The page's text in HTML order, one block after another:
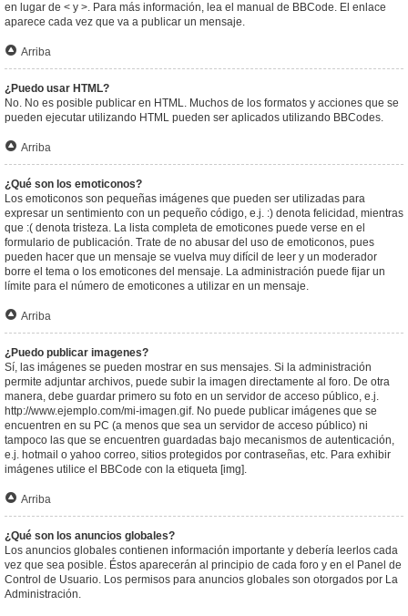
en lugar de < y >. Para más información, lea el manual de BBCode. El enlace
aparece cada vez que va a publicar un mensaje.
Arriba
¿Puedo usar HTML?
No. No es posible publicar en HTML. Muchos de los formatos y acciones que se
pueden ejecutar utilizando HTML pueden ser aplicados utilizando BBCodes.
Arriba
¿Qué son los emoticonos?
Los emoticonos son pequeñas imágenes que pueden ser utilizadas para
expresar un sentimiento con un pequeño código, e.j. :) denota felicidad, mientras
que :( denota tristeza. La lista completa de emoticones puede verse en el
formulario de publicación. Trate de no abusar del uso de emoticonos, pues
pueden hacer que un mensaje se vuelva muy difícil de leer y un moderador
borre el tema o los emoticones del mensaje. La administración puede fijar un
límite para el número de emoticones a utilizar en un mensaje.
Arriba
¿Puedo publicar imagenes?
Sí, las imágenes se pueden mostrar en sus mensajes. Si la administración
permite adjuntar archivos, puede subir la imagen directamente al foro. De otra
manera, debe guardar primero su foto en un servidor de acceso público, e.j.
http://www.ejemplo.com/mi-imagen.gif. No puede publicar imágenes que se
encuentren en su PC (a menos que sea un servidor de acceso público) ni
tampoco las que se encuentren guardadas bajo mecanismos de autenticación,
e.j. hotmail o yahoo correo, sitios protegidos por contraseñas, etc. Para exhibir
imágenes utilice el BBCode con la etiqueta [img].
Arriba
¿Qué son los anuncios globales?
Los anuncios globales contienen información importante y debería leerlos cada
vez que sea posible. Éstos aparecerán al principio de cada foro y en el Panel de
Control de Usuario. Los permisos para anuncios globales son otorgados por La
Administración.